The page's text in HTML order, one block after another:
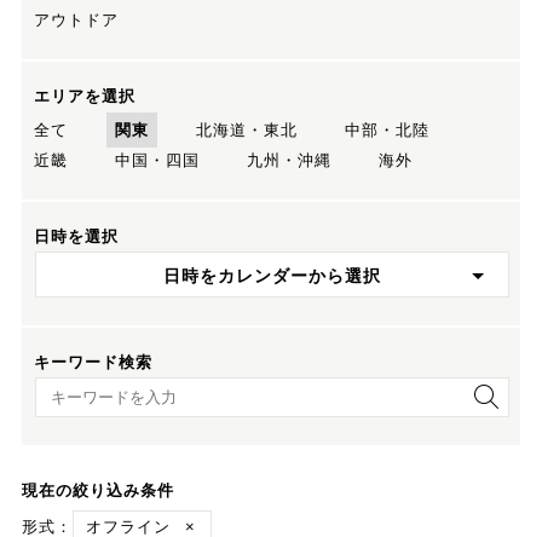
アウトドア
エリアを選択
全て
関東 北海道・東北
中部・北陸
近畿
中国・四国 九州・沖縄 海外
日時を選択
日時をカレンダーから選択
キーワード検索
キーワード検索
現在の絞り込み条件
形式：
オフライン
×